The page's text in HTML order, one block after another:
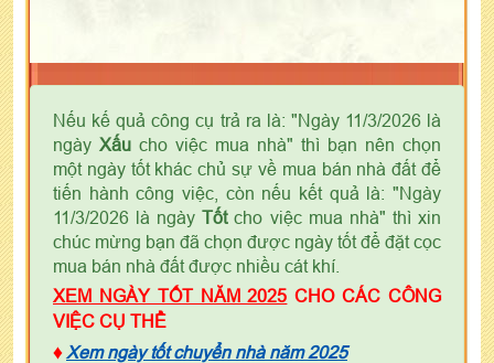
Nếu kế quả công cụ trả ra là: "Ngày 11/3/2026 là
ngày Xấu cho việc mua nhà" thì bạn nên chọn
một ngày tốt khác chủ sự về mua bán nhà đất để
tiến hành công việc, còn nếu kết quả là: "Ngày
11/3/2026 là ngàyTốtcho việc mua nhà" thì xin
chúc mừng bạn đã chọn được ngày tốt để đặt cọc
mua bán nhà đất được nhiều cát khí.
XEM NGÀY TỐT NĂM 2025 CHO CÁC CÔNG
VIỆC CỤ THỂ
♦ Xem ngày tốt chuyển nhà năm 2025